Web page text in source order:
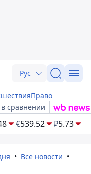
Рус
Право
сравнении
€539.52 ₽5.73
Все новости